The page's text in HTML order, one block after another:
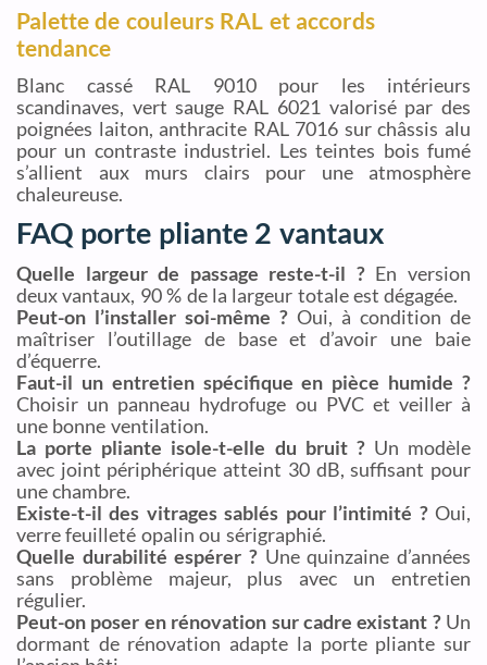
Palette de couleurs RAL et accords
tendance
Blanc cassé RAL 9010 pour les intérieurs
scandinaves, vert sauge RAL 6021 valorisé par des
poignées laiton, anthracite RAL 7016 sur châssis alu
pour un contraste industriel. Les teintes bois fumé
s’allient aux murs clairs pour une atmosphère
chaleureuse.
FAQ porte pliante 2 vantaux
Quelle largeur de passage reste-t-il ?En version
deux vantaux, 90 % de la largeur totale est dégagée.
Peut-on l’installer soi-même ? Oui, à condition de
maîtriser l’outillage de base et d’avoir une baie
d’équerre.
Faut-il un entretien spécifique en pièce humide ?
Choisir un panneau hydrofuge ou PVC et veiller à
une bonne ventilation.
La porte pliante isole-t-elle du bruit ?Un modèle
avec joint périphérique atteint 30 dB, suffisant pour
une chambre.
Existe-t-il des vitrages sablés pour l’intimité ?Oui,
verre feuilleté opalin ou sérigraphié.
Quelle durabilité espérer ? Une quinzaine d’années
sans problème majeur, plus avec un entretien
régulier.
Peut-on poser en rénovation sur cadre existant ?Un
dormant de rénovation adapte la porte pliante sur